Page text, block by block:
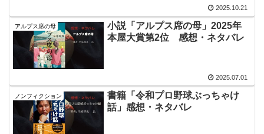
2025.10.21
アルプス席の母
小説「アルプス席の母」2025年
本屋大賞第2位 感想・ネタバレ
2025.07.01
ノンフィクション
書籍「令和プロ野球ぶっちゃけ
話」感想・ネタバレ